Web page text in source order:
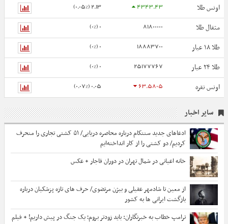
اونس طلا
4343.43
2.13 (0.05%)
مثقال طلا 81800000
0 (0%)
طلا ۱۸ عیار 18883700
0 (0%)
طلا ۲۴ عیار 25177767
0 (0%)
اونس نقره 63.5805
0.05 (0.07%)
سایر اخبار
ادعاهای جدید سنتکام درباره محاصره دریایی/ ۵۱ کشتی تجاری را منحرف
کردیم/ دو کشتی را از کار انداخته‌ایم
خانه اعیانی در شمال تهران در دوران قاجار + عکس
از معین تا شادمهر عقیلی و بیژن مرتضوی/ حرف های تازه پزشکیان درباره
بازگشت ایرانی ها به کشور
ترامپ خطاب به خبرنگاران: باید زودتر بروم؛ یک جنگ در پیش داریم! + فیلم